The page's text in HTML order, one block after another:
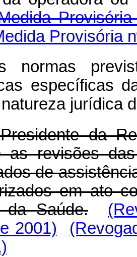
Provisória
normas
específicas
jurídica
da
as revisões
de
em ato
da Saúde.
2001)